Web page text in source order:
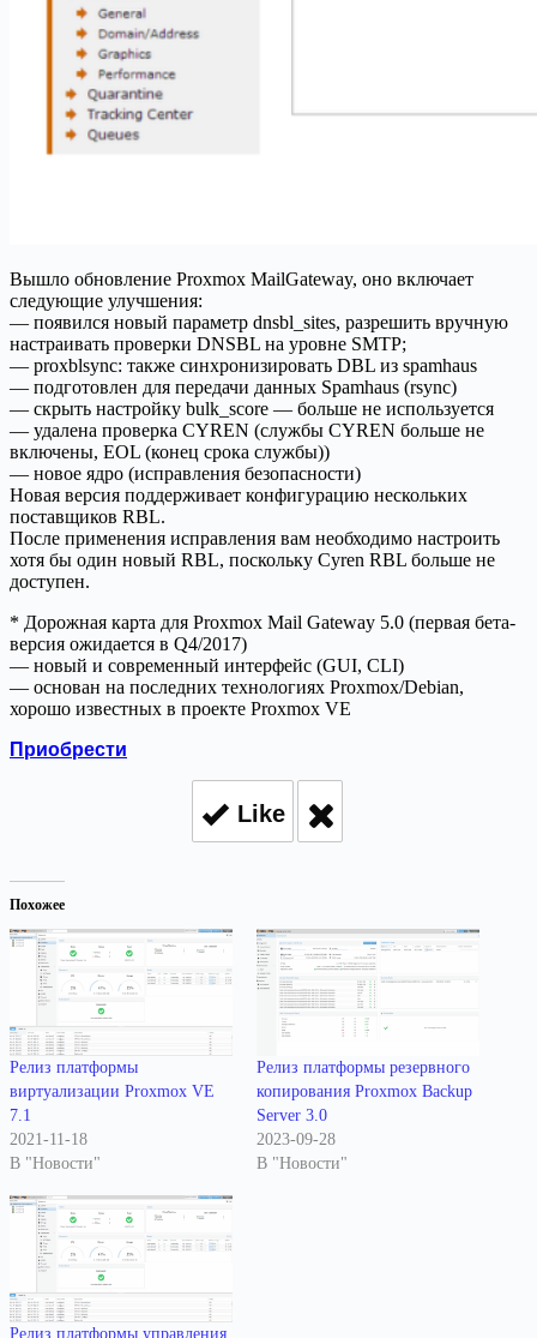
Вышло обновление Proxmox MailGateway, оно включает
следующие улучшения:
— появился новый параметр dnsbl_sites, разрешить вручную
настраивать проверки DNSBL на уровне SMTP;
— proxblsync: также синхронизировать DBL из spamhaus
— подготовлен для передачи данных Spamhaus (rsync)
— скрыть настройку bulk_score — больше не используется
— удалена проверка CYREN (службы CYREN больше не
включены, EOL (конец срока службы))
— новое ядро (исправления безопасности)
Новая версия поддерживает конфигурацию нескольких
поставщиков RBL.
После применения исправления вам необходимо настроить
хотя бы один новый RBL, поскольку Cyren RBL больше не
доступен.
* Дорожная карта для Proxmox Mail Gateway 5.0 (первая бета-
версия ожидается в Q4/2017)
— новый и современный интерфейс (GUI, CLI)
— основан на последних технологиях Proxmox/Debian,
хорошо известных в проекте Proxmox VE
Приобрести
Like
Похожее
Релиз платформы
виртуализации Proxmox VE
7.1
2021-11-18
В "Новости"
Релиз платформы резервного
копирования Proxmox Backup
Server 3.0
2023-09-28
В "Новости"
Релиз платформы управления